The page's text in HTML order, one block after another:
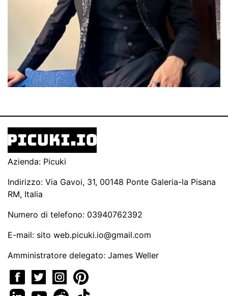
Azienda: Picuki
Indirizzo: Via Gavoi, 31, 00148 Ponte Galeria-la Pisana
RM, Italia
Numero di telefono: 03940762392
E-mail: sito web.picuki.io@gmail.com
Amministratore delegato: James Weller